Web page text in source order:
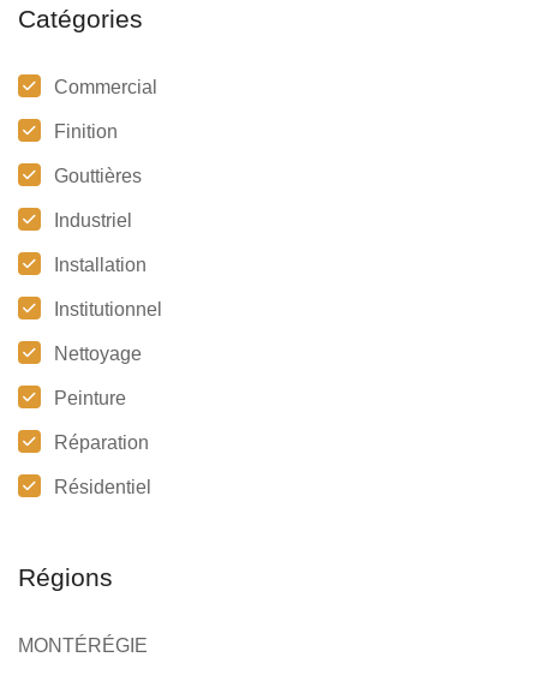
Catégories
Commercial
Finition
Gouttières
Industriel
Installation
Institutionnel
Nettoyage
Peinture
Réparation
Résidentiel
Régions
MONTÉRÉGIE